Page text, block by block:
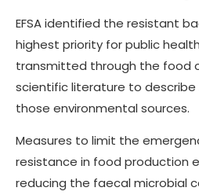
EFSA identified the resistant
highest priority for public
transmitted through the food
scientific literature to describe
those environmental sources.
Measures to limit the
resistance in food production
reducing the faecal microbial